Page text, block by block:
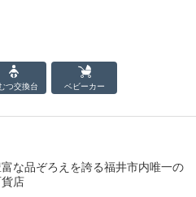
つ交換台 ベビーカー
富な品ぞろえを誇る福井市内唯一の
店